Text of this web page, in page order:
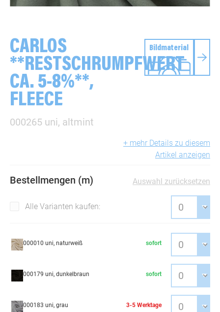
CARLOS
**RESTSCHRUMPFWERT
CA. 5-8%**,
FLEECE
000265 uni, altmint
Bildmaterial
+ mehr Details zu diesem
Artikel anzeigen
Bestellmengen (m) Auswahl zurücksetzen
Alle Varianten kaufen:
000010 uni, naturweiß sofort
000179 uni, dunkelbraun sofort
000183 uni, grau 3-5 Werktage